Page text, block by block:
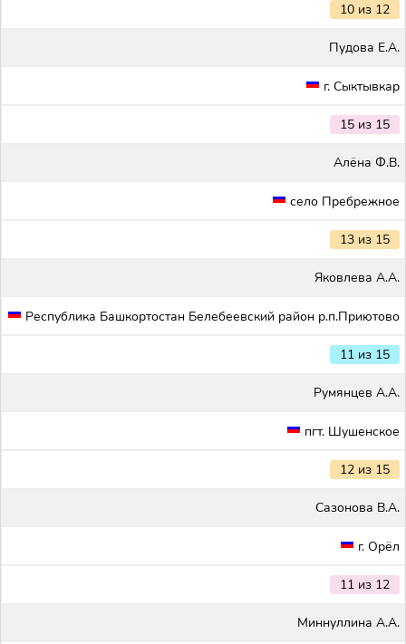
10 из 12
Пудова Е.А.
г. Сыктывкар
15 из 15
Алёна Ф.В.
село Пребрежное
13 из 15
Яковлева А.А.
Республика Башкортостан Белебеевский район р.п.Приютово
11 из 15
Румянцев А.А.
пгт. Шушенское
12 из 15
Сазонова В.А.
г. Орёл
11 из 12
Миннуллина А.А.